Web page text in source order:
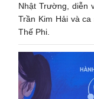
Nhật Trường, diễn
Trần Kim Hải và
Thế Phi.